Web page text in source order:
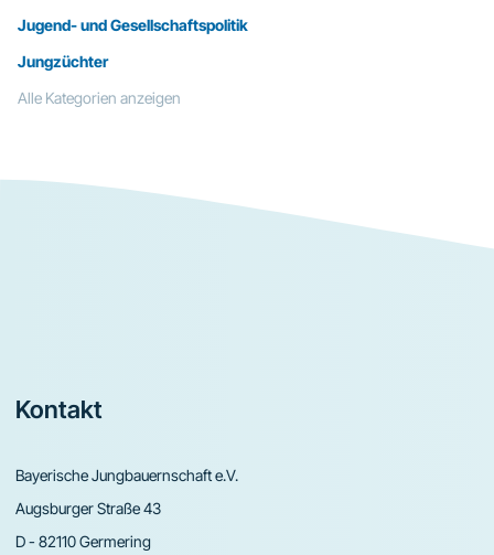
Jugend- und Gesellschaftspolitik
Jungzüchter
Alle Kategorien anzeigen
Footer
Kontakt
Bayerische Jungbauernschaft e.V.
Augsburger Straße 43
D - 82110 Germering